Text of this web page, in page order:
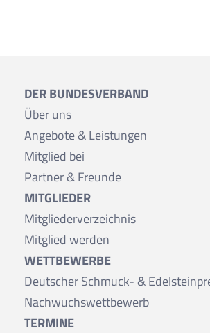
DER BUNDESVERBAND
Über uns
Angebote & Leistungen
Mitglied bei
Partner & Freunde
MITGLIEDER
Mitgliederverzeichnis
Mitglied werden
WETTBEWERBE
Deutscher Schmuck- &
Nachwuchswettbewerb
TERMINE